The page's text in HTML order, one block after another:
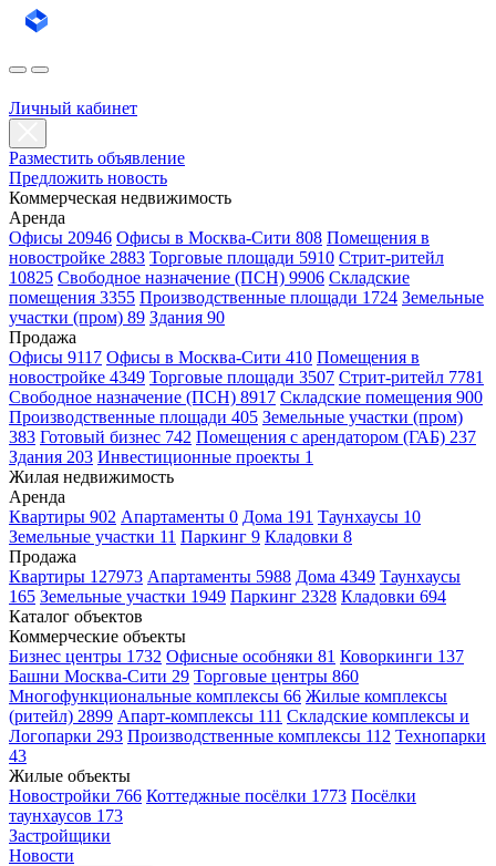
Личный кабинет
Разместить объявление
Предложить новость
Коммерческая недвижимость
Аренда
Офисы 20946 Офисы в Москва-Сити 808 Помещения в
новостройке 2883 Торговые площади 5910 Стрит-ритейл
10825 Свободное назначение (ПСН) 9906 Складские
помещения 3355 Производственные площади 1724 Земельные
участки (пром) 89 Здания 90
Продажа
Офисы 9117 Офисы в Москва-Сити 410 Помещения в
новостройке 4349 Торговые площади 3507 Стрит-ритейл 7781
Свободное назначение (ПСН) 8917 Складские помещения 900
Производственные площади 405 Земельные участки (пром)
383 Готовый бизнес 742 Помещения с арендатором (ГАБ) 237
Здания 203 Инвестиционные проекты 1
Жилая недвижимость
Аренда
Квартиры 902 Апартаменты 0 Дома 191 Таунхаусы 10
Земельные участки 11 Паркинг 9 Кладовки 8
Продажа
Квартиры 127973 Апартаменты 5988 Дома 4349 Таунхаусы
165 Земельные участки 1949 Паркинг 2328 Кладовки 694
Каталог объектов
Коммерческие объекты
Бизнес центры 1732 Офисные особняки 81 Коворкинги 137
Башни Москва-Сити 29 Торговые центры 860
Многофункциональные комплексы 66 Жилые комплексы
(ритейл) 2899 Апарт-комплексы 111 Складские комплексы и
Логопарки 293 Производственные комплексы 112 Технопарки
43
Жилые объекты
Новостройки 766 Коттеджные посёлки 1773 Посёлки
таунхаусов 173
Застройщики
Новости